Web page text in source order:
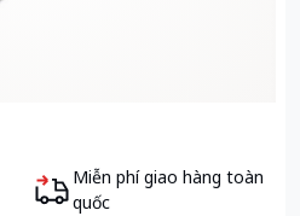
Miễn phí giao hàng toàn
quốc